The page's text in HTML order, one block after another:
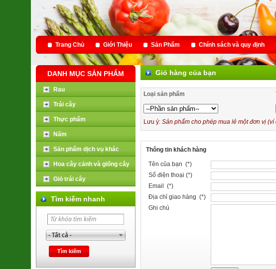
Trang Chủ Giới Thiệu Sản Phẩm Chính sách và quy định
DANH MỤC SẢN PHẨM
Rau
Trái cây
Thực phẩm
Nấm
Sản phẩm dịch vụ khác
Hoa cây cảnh và giống cây
Giỏ trái cây
Tìm kiếm nhanh
Giỏ hàng của bạn
Loại sản phẩm
Lưu ý: Sản phẩm cho phép mua lẻ một đơn vị (ví
Thông tin khách hàng
Tên của bạn (*)
Số điện thoại (*)
Email (*)
Địa chỉ giao hàng (*)
Ghi chú